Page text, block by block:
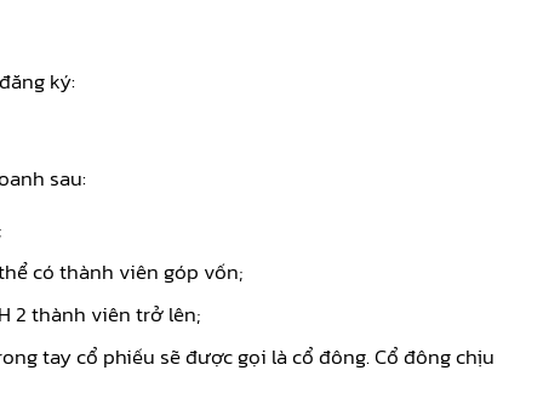
ký:
sau:
có thành viên góp vốn;
2 thành viên trở lên;
tay cổ phiếu sẽ được gọi là cổ đông. Cổ đông chịu